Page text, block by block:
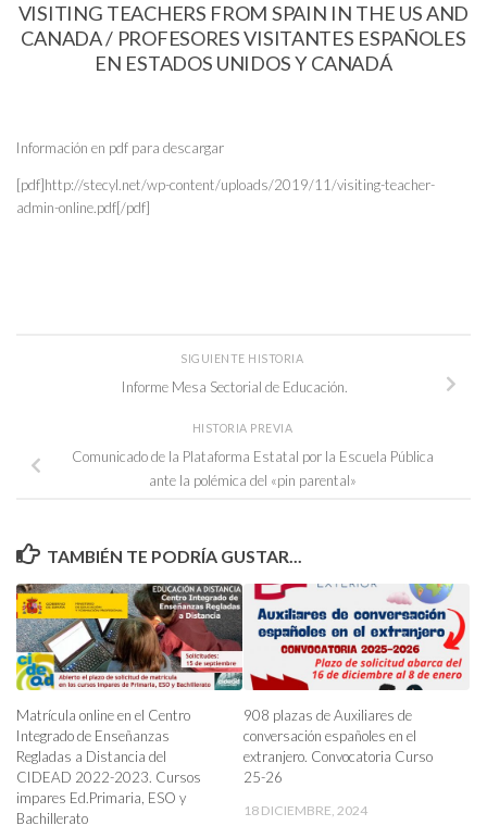
VISITING TEACHERS FROM SPAIN IN THE US AND
CANADA / PROFESORES VISITANTES ESPAÑOLES
EN ESTADOS UNIDOS Y CANADÁ
Información en pdf para descargar
[pdf]http://stecyl.net/wp-content/uploads/2019/11/visiting-teacher-
admin-online.pdf[/pdf]
SIGUIENTE HISTORIA
Informe Mesa Sectorial de Educación.
HISTORIA PREVIA
Comunicado de la Plataforma Estatal por la Escuela Pública
ante la polémica del «pin parental»
TAMBIÉN TE PODRÍA GUSTAR...
Matrícula online en el Centro
Integrado de Enseñanzas
Regladas a Distancia del
CIDEAD 2022-2023. Cursos
impares Ed.Primaria, ESO y
Bachillerato
908 plazas de Auxiliares de
conversación españoles en el
extranjero. Convocatoria Curso
25-26
18 DICIEMBRE, 2024